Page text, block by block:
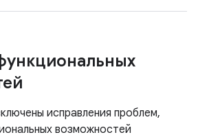
исправления проблем,
возможностей